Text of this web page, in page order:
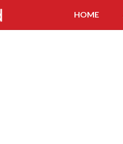
HOME